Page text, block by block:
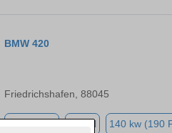
BMW 420
Friedrichshafen, 88045
Diesel 140 kw (190